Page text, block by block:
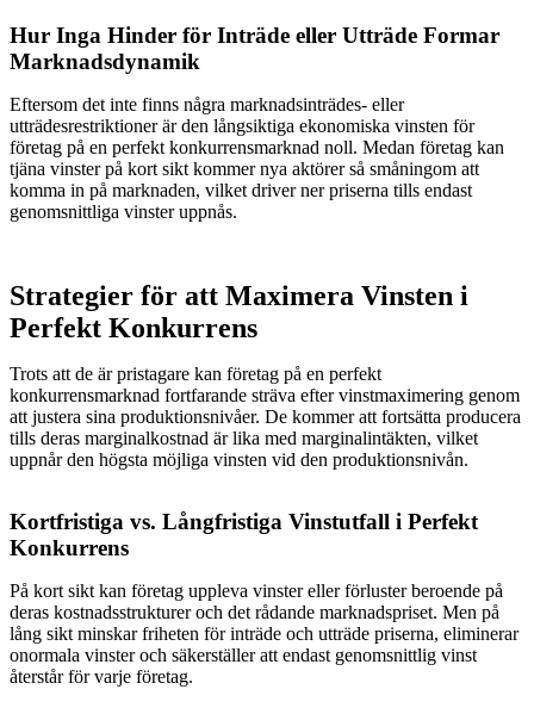
Hur Inga Hinder för Inträde eller Utträde Formar
Marknadsdynamik
Eftersom det inte finns några marknadsinträdes- eller
utträdesrestriktioner är den långsiktiga ekonomiska vinsten för
företag på en perfekt konkurrensmarknad noll. Medan företag kan
tjäna vinster på kort sikt kommer nya aktörer så småningom att
komma in på marknaden, vilket driver ner priserna tills endast
genomsnittliga vinster uppnås.
Strategier för att Maximera Vinsten i
Perfekt Konkurrens
Trots att de är pristagare kan företag på en perfekt
konkurrensmarknad fortfarande sträva efter vinstmaximering genom
att justera sina produktionsnivåer. De kommer att fortsätta producera
tills deras marginalkostnad är lika med marginalintäkten, vilket
uppnår den högsta möjliga vinsten vid den produktionsnivån.
Kortfristiga vs. Långfristiga Vinstutfall i Perfekt
Konkurrens
På kort sikt kan företag uppleva vinster eller förluster beroende på
deras kostnadsstrukturer och det rådande marknadspriset. Men på
lång sikt minskar friheten för inträde och utträde priserna, eliminerar
onormala vinster och säkerställer att endast genomsnittlig vinst
återstår för varje företag.